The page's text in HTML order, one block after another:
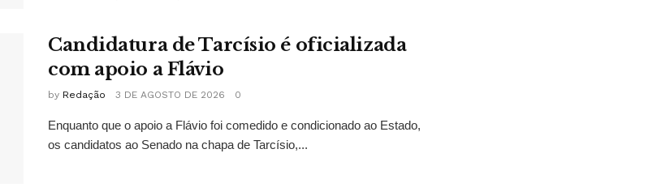
Candidatura de Tarcísio é oficializada
com apoio a Flávio
by Redação 3 DE AGOSTO DE 2026 0
Enquanto que o apoio a Flávio foi comedido e condicionado ao Estado,
os candidatos ao Senado na chapa de Tarcísio,...